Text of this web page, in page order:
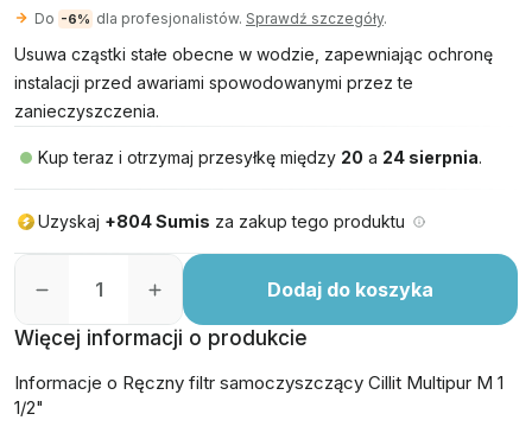
Do -6% dla profesjonalistów. Sprawdź szczegóły.
Usuwa cząstki stałe obecne w wodzie, zapewniając ochronę
instalacji przed awariami spowodowanymi przez te
zanieczyszczenia.
Kup teraz i otrzymaj przesyłkę między 20 a 24 sierpnia.
Uzyskaj +804 Sumis za zakup tego produktu
Dodaj do koszyka
Więcej informacji o produkcie
Informacje o Ręczny filtr samoczyszczący Cillit Multipur M 1
1/2"